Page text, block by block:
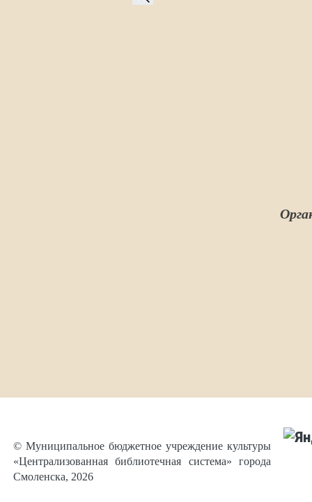
© Муниципальное бюджетное учреждение культуры
«Централизованная библиотечная система» города
Смоленска, 2026